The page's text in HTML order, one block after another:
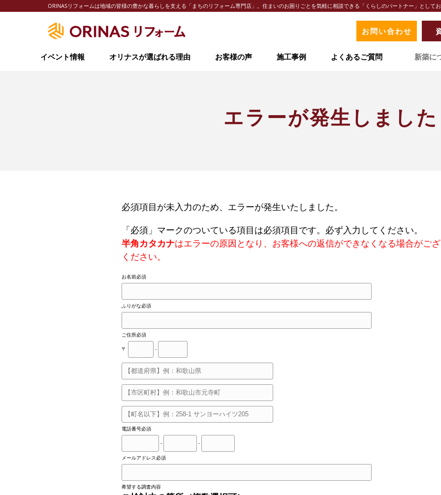
ORINASリフォームは地域の皆様の豊かな暮らしを支える「まちのリフォーム専門店」。住まいのお困りごとを気軽に相談できる「くらしのパートナー」としてお
お問い合わせ
イベント情報 オリナスが選ばれる理由 お客様の声 施工事例 よくあるご質問 新築に
イベント情報
地域密着型サービス
よくあるご質問
新築について
ORINASについて
会社概要
求人情報
スタッフブログ
コラム
エラーが発生しました
必須項目が未入力のため、エラーが発生いたしました。
「必須 」マークのついている項目は必須項目です。必ず入力してください。
半角カタカナはエラーの原因となり、お客様への返信ができなくなる場合がご
ください。
お名前必須
ふりがな必須
ご住所必須
〒 -
電話番号必須
- -
メールアドレス必須
希望する調査内容